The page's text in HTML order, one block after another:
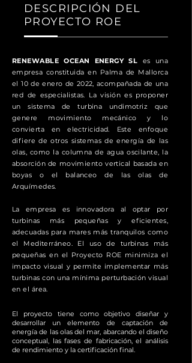
DESCRIPCIÓN DEL
PROYECTO ROE
RENEWABLE OCEAN ENERGY SL es una
empresa constituida en Palma de Mallorca
el 10 de enero de 2022, acompañada de una
red de especialistas. La visión es proponer
un sistema de turbina undimotriz que
genere movimiento mecánico y lo
convierta en electricidad. Este enfoque
difiere de otros sistemas de energía de las
olas, como la columna de agua oscilante, la
absorción de movimiento vertical basada en
boyas o el balanceo de las olas de
Arquímedes.
La empresa es innovadora al optar por
turbinas más pequeñas y eficientes,
adecuadas para mares más tranquilos como
el Mediterráneo. El uso de turbinas más
pequeñas en el Proyecto ROE minimiza el
impacto visual y permite implementar más
turbinas con una mínima perturbación visual
en el área.
El proyecto tiene como objetivo diseñar y
desarrollar un elemento de captación de
energía de las olas del mar, abarcando el diseño
conceptual, las fases de fabricación, el análisis
de rendimiento y la certificación final.